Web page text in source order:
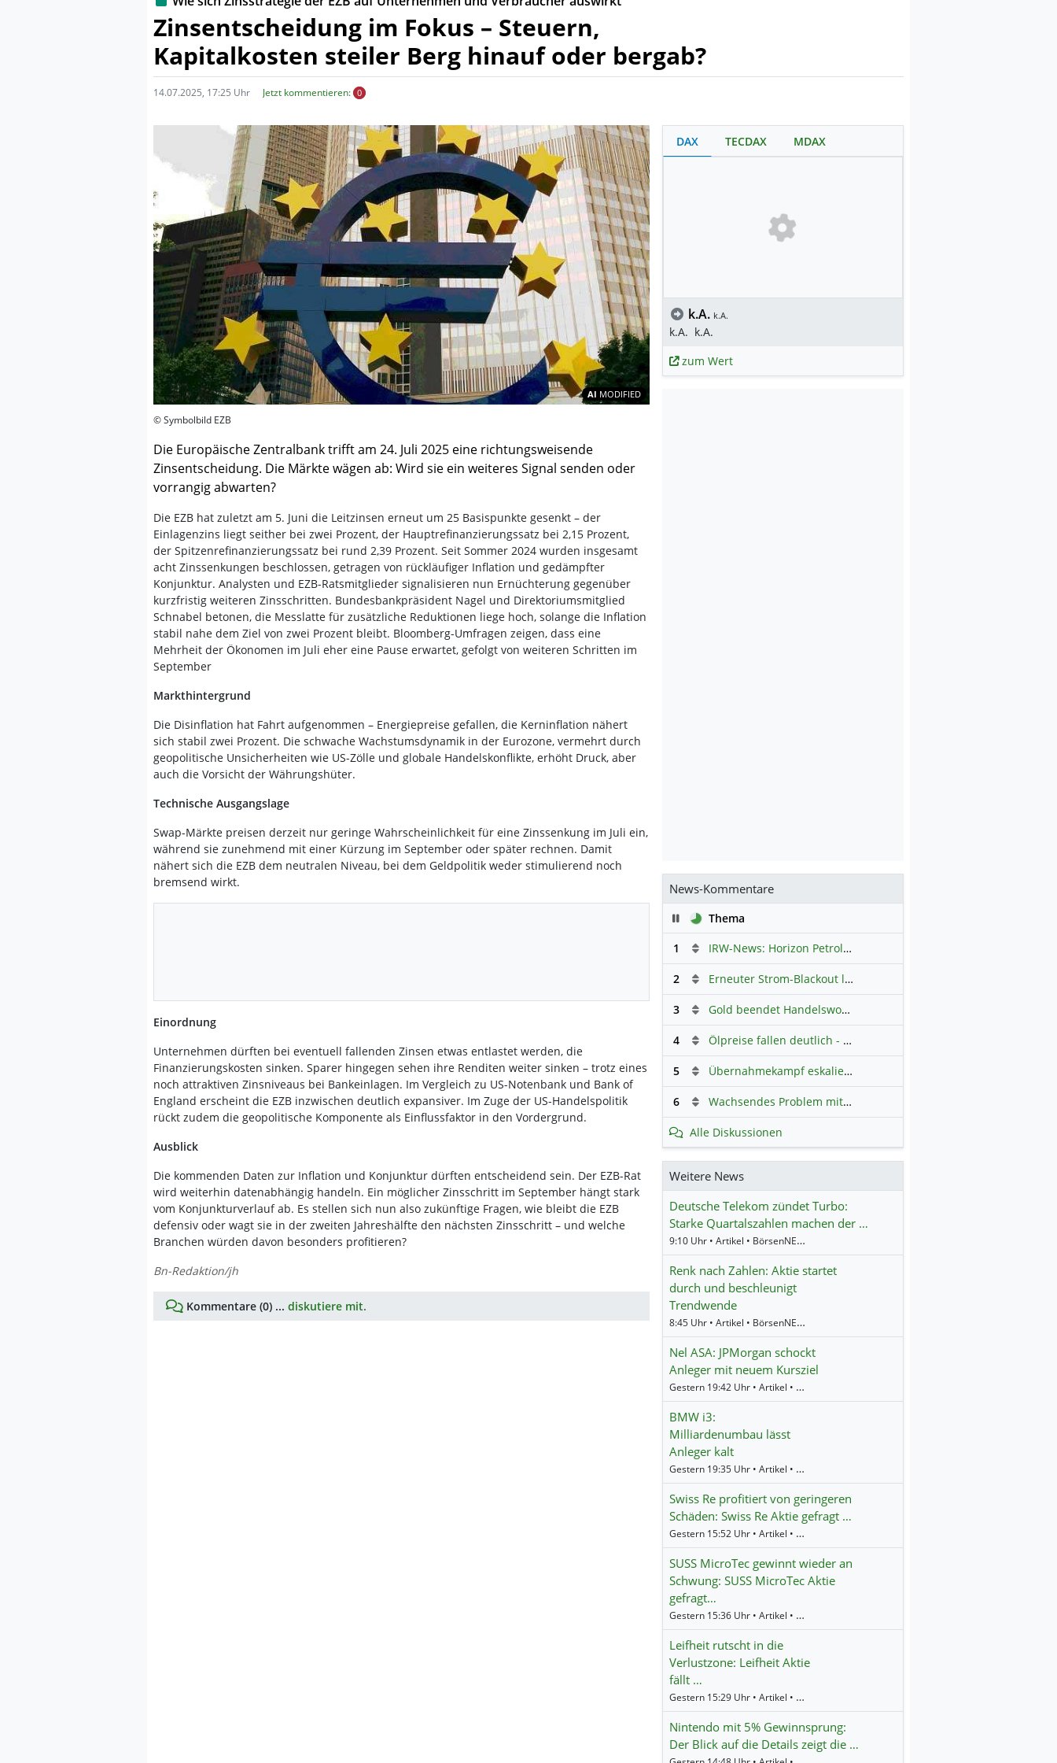
Zinsentscheidung im Fokus – Steuern,
Kapitalkosten steiler Berg hinauf oder bergab?
14.07.2025, 17:25 Uhr Jetzt kommentieren: 0
AI MODIFIED Inhalte teilweise mit KI erstellt.
© Symbolbild EZB
Die Europäische Zentralbank trifft am 24. Juli 2025 eine richtungsweisende
Zinsentscheidung. Die Märkte wägen ab: Wird sie ein weiteres Signal senden oder
vorrangig abwarten?
Die EZB hat zuletzt am 5. Juni die Leitzinsen erneut um 25 Basispunkte gesenkt – der
Einlagenzins liegt seither bei zwei Prozent, der Hauptrefinanzierungssatz bei 2,15 Prozent,
der Spitzenrefinanzierungssatz bei rund 2,39 Prozent. Seit Sommer 2024 wurden insgesamt
acht Zinssenkungen beschlossen, getragen von rückläufiger Inflation und gedämpfter
Konjunktur. Analysten und EZB-Ratsmitglieder signalisieren nun Ernüchterung gegenüber
kurzfristig weiteren Zinsschritten. Bundesbankpräsident Nagel und Direktoriumsmitglied
Schnabel betonen, die Messlatte für zusätzliche Reduktionen liege hoch, solange die Inflation
stabil nahe dem Ziel von zwei Prozent bleibt. Bloomberg-Umfragen zeigen, dass eine
Mehrheit der Ökonomen im Juli eher eine Pause erwartet, gefolgt von weiteren Schritten im
September
Markthintergrund
Die Disinflation hat Fahrt aufgenommen – Energiepreise gefallen, die Kerninflation nähert
sich stabil zwei Prozent. Die schwache Wachstumsdynamik in der Eurozone, vermehrt durch
geopolitische Unsicherheiten wie US-Zölle und globale Handelskonflikte, erhöht Druck, aber
auch die Vorsicht der Währungshüter.
Technische Ausgangslage
Swap-Märkte preisen derzeit nur geringe Wahrscheinlichkeit für eine Zinssenkung im Juli ein,
während sie zunehmend mit einer Kürzung im September oder später rechnen. Damit
nähert sich die EZB dem neutralen Niveau, bei dem Geldpolitik weder stimulierend noch
bremsend wirkt.
Einordnung
Unternehmen dürften bei eventuell fallenden Zinsen etwas entlastet werden, die
Finanzierungskosten sinken. Sparer hingegen sehen ihre Renditen weiter sinken – trotz eines
noch attraktiven Zinsniveaus bei Bankeinlagen. Im Vergleich zu US-Notenbank und Bank of
England erscheint die EZB inzwischen deutlich expansiver. Im Zuge der US-Handelspolitik
rückt zudem die geopolitische Komponente als Einflussfaktor in den Vordergrund.
Ausblick
Die kommenden Daten zur Inflation und Konjunktur dürften entscheidend sein. Der EZB-Rat
wird weiterhin datenabhängig handeln. Ein möglicher Zinsschritt im September hängt stark
vom Konjunkturverlauf ab. Es stellen sich nun also zukünftige Fragen, wie bleibt die EZB
defensiv oder wagt sie in der zweiten Jahreshälfte den nächsten Zinsschritt – und welche
Branchen würden davon besonders profitieren?
Bn-Redaktion/jh
Kommentare (0) ... diskutiere mit.
DAX TECDAX MDAX
k.A. k.A.
k.A. k.A.
zum Wert
News-Kommentare
PauseThema
1
IRW-News: Horizon Petroleum Ltd. : Horizon Petroleum beginnt mit der Testförderung im Projekt Lachowice in Polen und schließt die Platzierung einer überzeichneten Wandelanleihe ab
2 Erneuter Strom-Blackout legt ganz Kuba lahm
3 Gold beendet Handelswoche mit Knall: Barrick Mining – Ist diese Aktie wieder ein Kauf?
4 Ölpreise fallen deutlich - Fortschritte zwischen USA und Iran belasten
5 Übernahmekampf eskaliert: Wird die Commerzbank italienisch?
6 Wachsendes Problem mit kriminellen Kunden im Online-Handel
Alle Diskussionen
Weitere News
Deutsche Telekom zündet Turbo:
Starke Quartalszahlen machen der …
9:10 Uhr • Artikel • BörsenNEWS.de
Renk nach Zahlen: Aktie startet
durch und beschleunigt
Trendwende
8:45 Uhr • Artikel • BörsenNEWS.de
Nel ASA: JPMorgan schockt
Anleger mit neuem Kursziel
Gestern 19:42 Uhr • Artikel • BörsenNEWS.de
BMW i3:
Milliardenumbau lässt
Anleger kalt
Gestern 19:35 Uhr • Artikel • BörsenNEWS.de
Swiss Re profitiert von geringeren
Schäden: Swiss Re Aktie gefragt …
Gestern 15:52 Uhr • Artikel • BörsenNEWS.de
SUSS MicroTec gewinnt wieder an
Schwung: SUSS MicroTec Aktie
gefragt…
Gestern 15:36 Uhr • Artikel • BörsenNEWS.de
Leifheit rutscht in die
Verlustzone: Leifheit Aktie
fällt …
Gestern 15:29 Uhr • Artikel • BörsenNEWS.de
Nintendo mit 5% Gewinnsprung:
Der Blick auf die Details zeigt die …